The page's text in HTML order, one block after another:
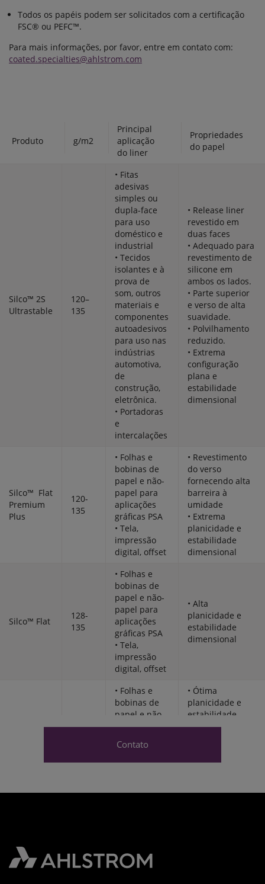
Todos os papéis podem ser solicitados com a certificação
FSC® ou PEFC™.
Para mais informações, por favor, entre em contato com:
coated.specialties@ahlstrom.com
Produto g/m2
Principal
aplicação
do liner
Propriedades
do papel
Silco™ 2S
Ultrastable
120–
135
• Fitas
adesivas
simples ou
dupla-face
para uso
doméstico e
industrial
• Tecidos
isolantes e à
prova de
som, outros
materiais e
componentes
autoadesivos
para uso nas
indústrias
automotiva,
de
construção,
eletrônica.
• Portadoras
e
intercalações
• Release liner
revestido em
duas faces
• Adequado para
revestimento de
silicone em
ambos os lados.
• Parte superior
e verso de alta
suavidade.
• Polvilhamento
reduzido.
• Extrema
configuração
plana e
estabilidade
dimensional
Silco™ Flat
Premium
Plus
120-
135
• Folhas e
bobinas de
papel e não-
papel para
aplicações
gráficas PSA
• Tela,
impressão
digital, offset
• Revestimento
do verso
fornecendo alta
barreira à
umidade
• Extrema
planicidade e
estabilidade
dimensional
Silco™ Flat
128-
135
• Folhas e
bobinas de
papel e não-
papel para
aplicações
gráficas PSA
• Tela,
impressão
digital, offset
• Alta
planicidade e
estabilidade
dimensional
• Folhas e
bobinas de
papel e não-
papel para
gráficas PSA
• Tela,
• Ótima
planicidade e
estabilidade
dimensional
projetado para
HB
135
aplicações
gráficas
Contato